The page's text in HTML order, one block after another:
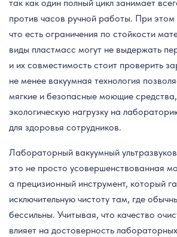
так как один полный цикл занимает
против часов ручной работы. При
что есть ограничения по стойкости
виды пластмасс могут не выдержать
и их совместимость стоит проверить
не менее вакуумная технология
мягкие и безопасные моющие
экологическую нагрузку на
для здоровья сотрудников.
Лабораторный вакуумный
это не просто усовершенствованная
а прецизионный инструмент, который
исключительную чистоту там, где
бессильны. Учитывая, что качество
влияет на достоверность